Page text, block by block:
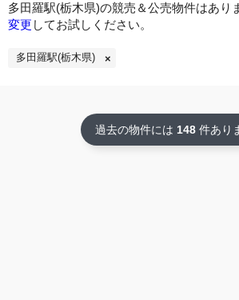
多田羅駅(栃木県)の競売＆公売物件はあり
変更 してお試しください。
多田羅駅(栃木県)
過去の物件には 148 件あり